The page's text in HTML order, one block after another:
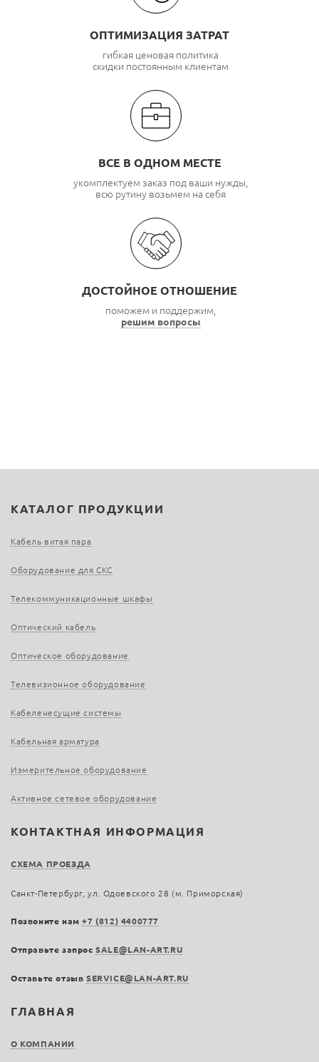
ОПТИМИЗАЦИЯ ЗАТРАТ
гибкая ценовая политика
скидки постоянным клиентам
ВСЕ В ОДНОМ МЕСТЕ
укомплектуем заказ под ваши нужды,
всю рутину возьмем на себя
ДОСТОЙНОЕ ОТНОШЕНИЕ
поможем и поддержим,
решим вопросы
ГЛАВНАЯ
О КОМПАНИИ
КАТАЛОГ ПРОДУКЦИИ
Кабель витая пара
Оборудование для СКС
Телекоммуникационные шкафы
Оптический кабель
Оптическое оборудование
Телевизионное оборудование
Кабеленесущие системы
Кабельная арматура
Измерительное оборудование
Активное сетевое оборудование
КОНТАКТНАЯ ИНФОРМАЦИЯ
СХЕМА ПРОЕЗДА
Санкт-Петербург, ул. Одоевского 28 (м. Приморская)
Позвоните нам+7 (812) 4400777
Отправьте запросSALE@LAN-ART.RU
Оставьте отзыв SERVICE@LAN-ART.RU